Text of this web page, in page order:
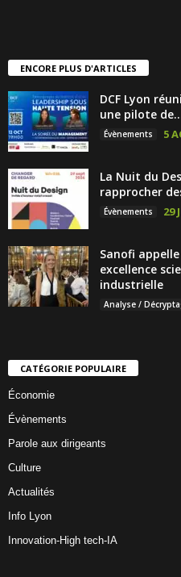
ENCORE PLUS D'ARTICLES
DCF Lyon
une pilote
Évènements 5
La Nuit du
rapprocher
Évènements 29
Sanofi
excellence
industrielle
Analyse /
CATÉGORIE POPULAIRE
Économie
Évènements
Parole aux dirigeants
Culture
Actualités
Info Lyon
Innovation-High tech-IA